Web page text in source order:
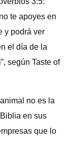
te apoyes en
y podrá ver
el día de la
según Taste of
no es la
en sus
que lo